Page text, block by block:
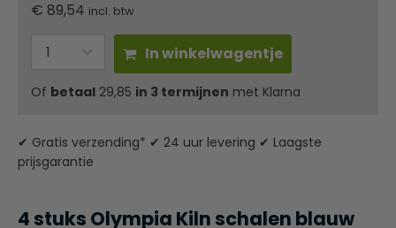
€ 89,54 incl. btw
In winkelwagentje
Of betaal 29,85 in 3 termijnen met Klarna
✔ Gratis verzending* ✔ 24 uur levering ✔ Laagste
prijsgarantie
4 stuks Olympia Kiln schalen blauw